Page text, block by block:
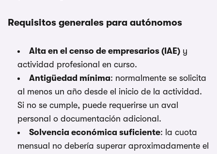
Requisitos generales para autónomos
Alta en el censo de empresarios (IAE) y
actividad profesional en curso.
Antigüedad mínima: normalmente se solicita
al menos un año desde el inicio de la actividad.
Si no se cumple, puede requerirse un aval
personal o documentación adicional.
Solvencia económica suficiente: la cuota
mensual no debería superar aproximadamente el